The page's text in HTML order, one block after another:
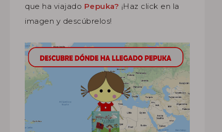
que ha viajado Pepuka? ¡Haz click en la
imagen y descúbrelos!